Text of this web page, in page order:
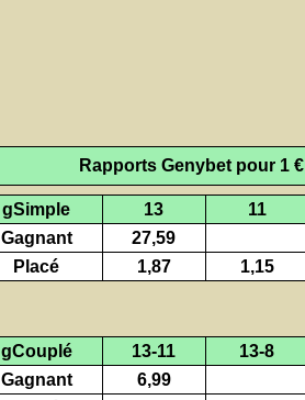
Rapports Genybet pour 1 €
gSimple 13 11
Gagnant
27,59
Placé
1,87 1,15
gCouplé 13-11 13-8
Gagnant
6,99